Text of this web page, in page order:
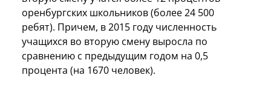
оренбургских школьников (более 24 500
ребят). Причем, в 2015 году численность
учащихся во вторую смену выросла по
сравнению с предыдущим годом на 0,5
процента (на 1670 человек).